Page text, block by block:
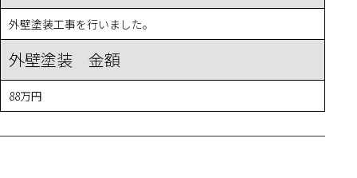
外壁塗装工事を行いました。
外壁塗装 金額
88万円